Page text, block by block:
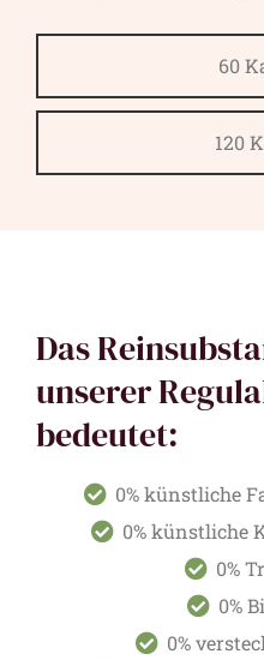
60
120
Das
unserer
bedeutet:
0% künstliche
0% künstliche
0%
0%
0%